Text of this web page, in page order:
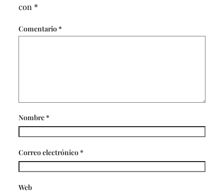
con *
Comentario*
Nombre*
Correo electrónico*
Web